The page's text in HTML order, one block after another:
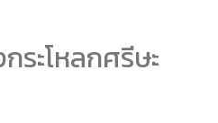
ระโหลกศรีษะ